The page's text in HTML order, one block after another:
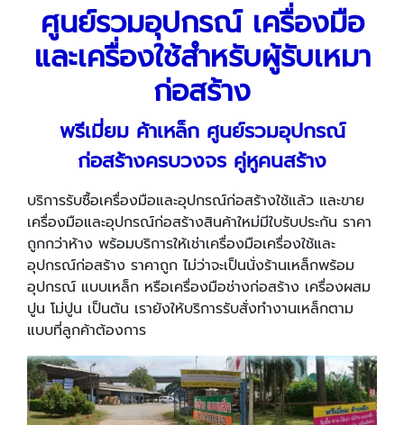
ศูนย์รวมอุปกรณ์ เครื่องมือ
และเครื่องใช้สำหรับผู้รับเหมา
ก่อสร้าง
พรีเมี่ยม ค้าเหล็ก ศูนย์รวมอุปกรณ์
ก่อสร้างครบวงจร คู่หูคนสร้าง
บริการรับซื้อเครื่องมือและอุปกรณ์ก่อสร้างใช้แล้ว และขาย
เครื่องมือและอุปกรณ์ก่อสร้างสินค้าใหม่มีใบรับประกัน ราคา
ถูกกว่าห้าง พร้อมบริการให้เช่าเครื่องมือเครื่องใช้และ
อุปกรณ์ก่อสร้าง ราคาถูก ไม่ว่าจะเป็นนั่งร้านเหล็กพร้อม
อุปกรณ์ แบบเหล็ก หรือเครื่องมือช่างก่อสร้าง เครื่องผสม
ปูน โม่ปูน เป็นต้น เรายังให้บริการรับสั่งทำงานเหล็กตาม
แบบที่ลูกค้าต้องการ